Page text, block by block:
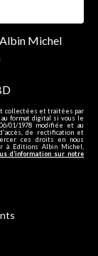
Albin Michel
collectées et traitées par
format digital si vous le
01/1978 modifiée et au
de rectification et
ces droits en nous
à Editions Albin Michel,
d’information sur notre